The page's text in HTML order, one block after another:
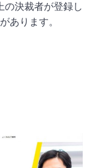
の決裁者が登録し
あります。